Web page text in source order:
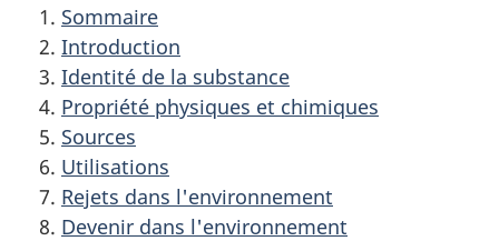
Sommaire
Introduction
Identité de la substance
Propriété physiques et chimiques
Sources
Utilisations
Rejets dans l'environnement
Devenir dans l'environnement